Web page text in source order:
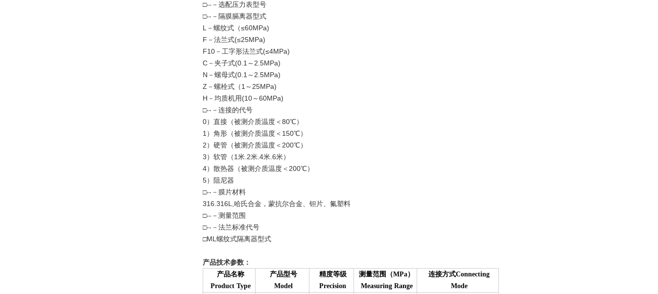
□--－选配压力表型号
□--－隔膜膈离器型式
L－螺纹式（≤60MPa)
F－法兰式(≤25MPa)
F10－工字形法兰式(≤4MPa)
C－夹子式(0.1～2.5MPa)
N－螺母式(0.1～2.5MPa)
Z－螺栓式（1～25MPa)
H－均质机用(10～60MPa)
□--－连接的代号
0）直接（被测介质温度＜80℃）
1）角形（被测介质温度＜150℃）
2）硬管（被测介质温度＜200℃）
3）软管（1米.2米.4米.6米）
4）散热器（被测介质温度＜200℃）
5）阻尼器
□--－膜片材料
316.316L,哈氏合金，蒙抗尔合金、钽片、氟塑料
□--－测量范围
□--－法兰标准代号
□ML螺纹式隔离器型式
产品技术参数：
产品名称
Product Type
产品型号
Model
精度等级
Precision
测量范围（MPa）
Measuring Range
连接方式Connecting
Mode